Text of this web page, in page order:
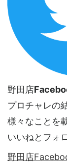
野田店
プロチャレの
様々なことを
いいねとフォ
野田店